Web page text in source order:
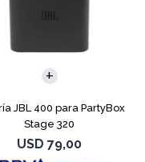
JBL 400 para PartyBox
Stage 320
USD 79,00